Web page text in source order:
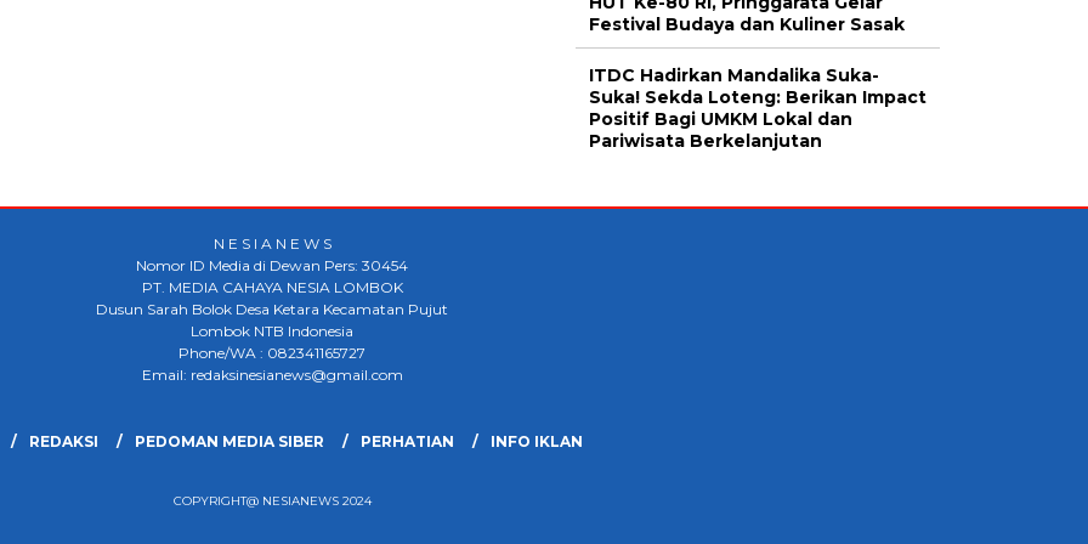
Festival Budaya dan Kuliner Sasak
ITDC Hadirkan Mandalika Suka-
Suka! Sekda Loteng: Berikan Impact
Positif Bagi UMKM Lokal dan
Pariwisata Berkelanjutan
N E S I A N E W S
Nomor ID Media di Dewan Pers: 30454
PT. MEDIA CAHAYA NESIA LOMBOK
Dusun Sarah Bolok Desa Ketara Kecamatan Pujut
Lombok NTB Indonesia
Phone/WA : 082341165727
Email: redaksinesianews@gmail.com
REDAKSI PEDOMAN MEDIA SIBER PERHATIAN INFO IKLAN
COPYRIGHT@ NESIANEWS 2024